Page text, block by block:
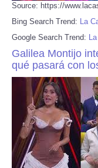
Source: https://
Bing Search Trend: La
Google Search Trend:
Galilea Montijo
qué pasará con